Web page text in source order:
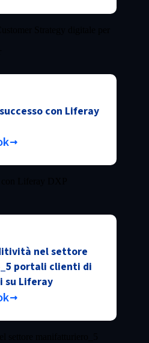
con Liferay
nel settore
portali clienti di
su Liferay